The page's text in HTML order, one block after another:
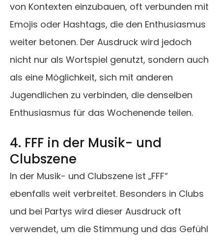
von Kontexten einzubauen, oft verbunden mit
Emojis oder Hashtags, die den Enthusiasmus
weiter betonen. Der Ausdruck wird jedoch
nicht nur als Wortspiel genutzt, sondern auch
als eine Möglichkeit, sich mit anderen
Jugendlichen zu verbinden, die denselben
Enthusiasmus für das Wochenende teilen.
4. FFF in der Musik- und
Clubszene
In der Musik- und Clubszene ist „FFF“
ebenfalls weit verbreitet. Besonders in Clubs
und bei Partys wird dieser Ausdruck oft
verwendet, um die Stimmung und das Gefühl